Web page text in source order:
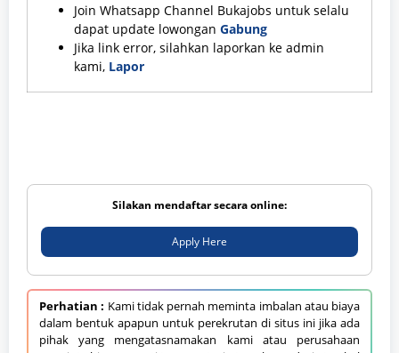
Join Whatsapp Channel Bukajobs untuk selalu
dapat update lowongan Gabung
Jika link error, silahkan laporkan ke admin
kami, Lapor
Silakan mendaftar secara online:
Apply Here
Perhatian : Kami tidak pernah meminta imbalan atau biaya
dalam bentuk apapun untuk perekrutan di situs ini jika ada
pihak yang mengatasnamakan kami atau perusahaan